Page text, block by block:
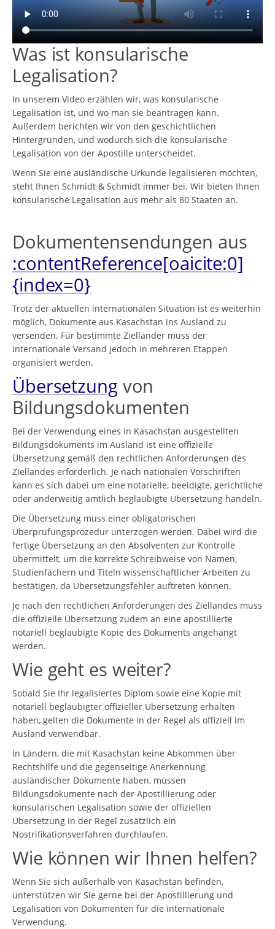
Was ist konsularische
Legalisation?
In unserem Video erzählen wir, was konsularische
Legalisation ist, und wo man sie beantragen kann.
Außerdem berichten wir von den geschichtlichen
Hintergründen, und wodurch sich die konsularische
Legalisation von der Apostille unterscheidet.
Wenn Sie eine ausländische Urkunde legalisieren möchten,
steht Ihnen Schmidt & Schmidt immer bei. Wir bieten Ihnen
konsularische Legalisation aus mehr als 80 Staaten an.
Dokumentensendungen aus
:contentReference[oaicite:0]
{index=0}
Trotz der aktuellen internationalen Situation ist es weiterhin
möglich, Dokumente aus Kasachstan ins Ausland zu
versenden. Für bestimmte Zielländer muss der
internationale Versand jedoch in mehreren Etappen
organisiert werden.
Übersetzungvon
Bildungsdokumenten
Bei der Verwendung eines in Kasachstan ausgestellten
Bildungsdokuments im Ausland ist eine offizielle
Übersetzung gemäß den rechtlichen Anforderungen des
Ziellandes erforderlich. Je nach nationalen Vorschriften
kann es sich dabei um eine notarielle, beeidigte, gerichtliche
oder anderweitig amtlich beglaubigte Übersetzung handeln.
Die Übersetzung muss einer obligatorischen
Überprüfungsprozedur unterzogen werden. Dabei wird die
fertige Übersetzung an den Absolventen zur Kontrolle
übermittelt, um die korrekte Schreibweise von Namen,
Studienfächern und Titeln wissenschaftlicher Arbeiten zu
bestätigen, da Übersetzungsfehler auftreten können.
Je nach den rechtlichen Anforderungen des Ziellandes muss
die offizielle Übersetzung zudem an eine apostillierte
notariell beglaubigte Kopie des Dokuments angehängt
werden.
Wie geht es weiter?
Sobald Sie Ihr legalisiertes Diplom sowie eine Kopie mit
notariell beglaubigter offizieller Übersetzung erhalten
haben, gelten die Dokumente in der Regel als offiziell im
Ausland verwendbar.
In Ländern, die mit Kasachstan keine Abkommen über
Rechtshilfe und die gegenseitige Anerkennung
ausländischer Dokumente haben, müssen
Bildungsdokumente nach der Apostillierung oder
konsularischen Legalisation sowie der offiziellen
Übersetzung in der Regel zusätzlich ein
Nostrifikationsverfahren durchlaufen.
Wie können wir Ihnen helfen?
Wenn Sie sich außerhalb von Kasachstan befinden,
unterstützen wir Sie gerne bei der Apostillierung und
Legalisation von Dokumenten für die internationale
Verwendung.